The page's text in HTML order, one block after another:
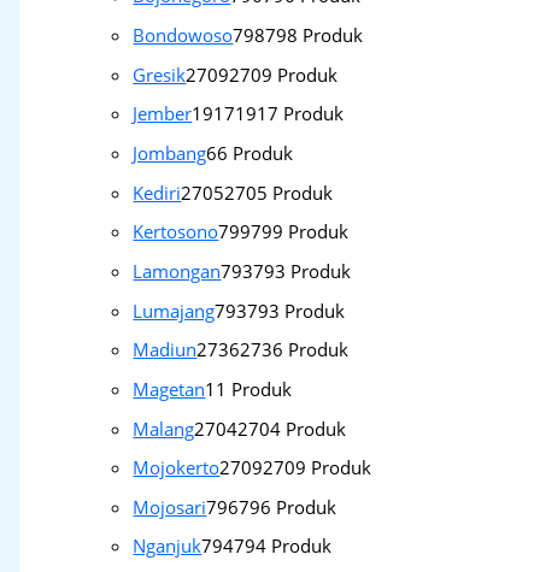
Bondowoso798798 Produk
Gresik27092709 Produk
Jember19171917 Produk
Jombang66 Produk
Kediri27052705 Produk
Kertosono799799 Produk
Lamongan793793 Produk
Lumajang793793 Produk
Madiun27362736 Produk
Magetan1 1 Produk
Malang27042704 Produk
Mojokerto27092709 Produk
Mojosari796796 Produk
Nganjuk794794 Produk